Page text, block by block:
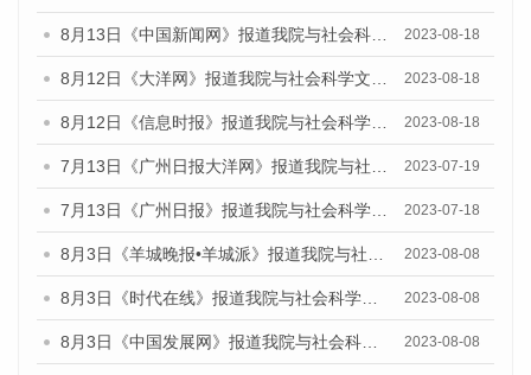
8月13日《中国新闻网》报道我院与社会科学文献出版社联合发布的《广州蓝皮书：广州社会发展报告（2023）》媒体文章 2023-08-18
8月12日《大洋网》报道我院与社会科学文献出版社联合发布的《广州蓝皮书：广州社会发展报告（2023）》媒体文章 2023-08-18
8月12日《信息时报》报道我院与社会科学文献出版社联合发布的《广州蓝皮书：广州社会发展报告（2023）》媒体文章 2023-08-18
7月13日《广州日报大洋网》报道我院与社会科学文献出版社联合发布了《广州蓝皮书：广州城乡融合发展报告（2023）》的视频采访 2023-07-19
7月13日《广州日报》报道我院与社会科学文献出版社联合发布了《广州蓝皮书：广州城乡融合发展报告（2023）》的视频采访 2023-07-18
8月3日《羊城晚报•羊城派》报道我院与社会科学文献出版社联合发布的《广州蓝皮书：广州城市国际化发展报告（2023）——中国式现代化与城市国际化》媒体文章 2023-08-08
8月3日《时代在线》报道我院与社会科学文献出版社联合发布的《广州蓝皮书：广州城市国际化发展报告（2023）——中国式现代化与城市国际化》媒体文章 2023-08-08
8月3日《中国发展网》报道我院与社会科学文献出版社联合发布的《广州蓝皮书：广州城市国际化发展报告（2023）——中国式现代化与城市国际化》媒体文章 2023-08-08